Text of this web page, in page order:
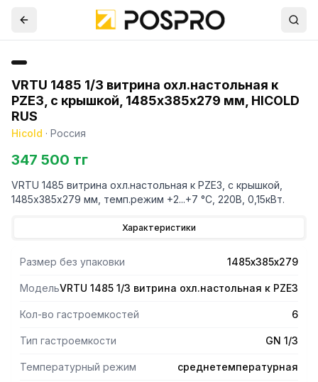
VRTU 1485 1/3 витрина охл.настольная к
PZE3, с крышкой, 1485х385х279 мм, HICOLD
RUS
Hicold · Россия
347 500 тг
VRTU 1485 витрина охл.настольная к PZE3, с крышкой,
1485х385х279 мм, темп.режим +2...+7 °С, 220В, 0,15кВт.
Характеристики
Размер без упаковки 1485х385х279
МодельVRTU 1485 1/3 витрина охл.настольная к PZE3
Кол-во гастроемкостей 6
Тип гастроемкости GN 1/3
Температурный режим среднетемпературная